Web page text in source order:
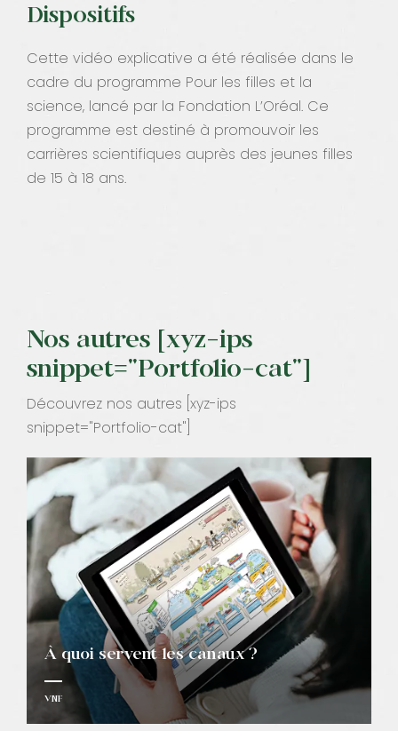
Dispositifs
Cette vidéo explicative a été réalisée dans le
cadre du programme Pour les filles et la
science, lancé par la Fondation L’Oréal. Ce
programme est destiné à promouvoir les
carrières scientifiques auprès des jeunes filles
de 15 à 18 ans.
Nos autres [xyz-ips
snippet="Portfolio-cat"]
Découvrez nos autres [xyz-ips
snippet="Portfolio-cat"]
À quoi servent les canaux ?
VNF